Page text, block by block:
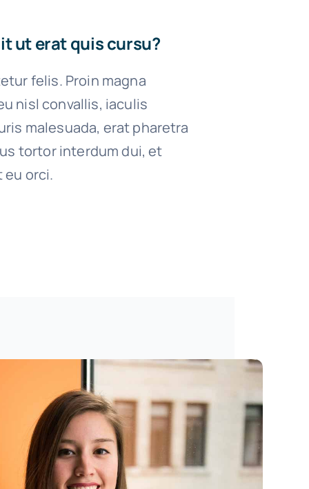
ut erat quis cursu?
felis. Proin magna
nisl convallis, iaculis
malesuada, erat pharetra
tortor interdum dui, et
eu orci.